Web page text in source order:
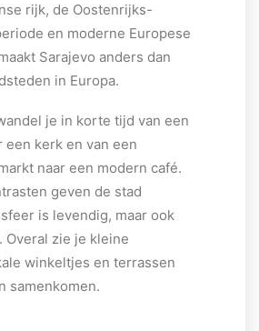
rijk, de Oostenrijks-
en moderne Europese
Sarajevo anders dan
in Europa.
je in korte tijd van een
een kerk en van een
naar een modern café.
geven de stad
is levendig, maar ook
Overal zie je kleine
winkeltjes en terrassen
samenkomen.